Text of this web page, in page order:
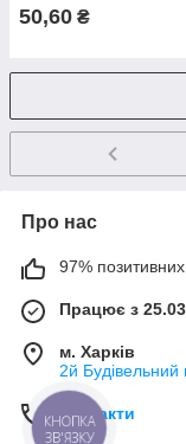
50,60 ₴
Про нас
97% позитивних
Працює з
м. Харків
2й Будівельний
Контакти
КНОПКА
ЗВ'ЯЗКУ